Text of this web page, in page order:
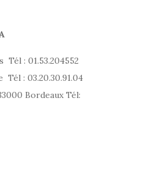
Tél : 01.53.204552
: 03.20.30.91.04
Bordeaux Tél: